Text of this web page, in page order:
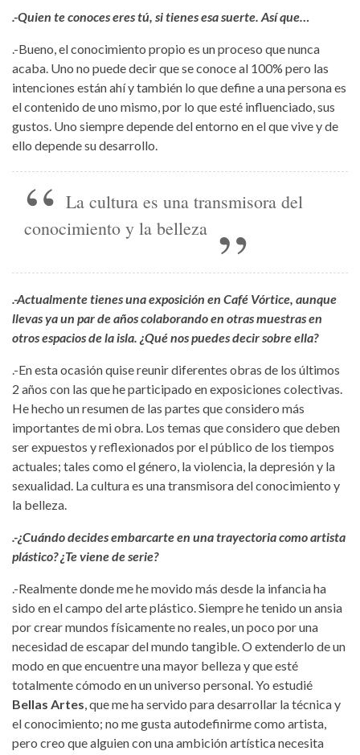
.-Quien te conoces eres tú, si tienes esa suerte. Así que…
.-Bueno, el conocimiento propio es un proceso que nunca
acaba. Uno no puede decir que se conoce al 100% pero las
intenciones están ahí y también lo que define a una persona es
el contenido de uno mismo, por lo que esté influenciado, sus
gustos. Uno siempre depende del entorno en el que vive y de
ello depende su desarrollo.
La cultura es una transmisora del
conocimiento y la belleza
.-Actualmente tienes una exposición en Café Vórtice , aunque
llevas ya un par de años colaborando en otras muestras en
otros espacios de la isla. ¿Qué nos puedes decir sobre ella?
.-En esta ocasión quise reunir diferentes obras de los últimos
2 años con las que he participado en exposiciones colectivas.
He hecho un resumen de las partes que considero más
importantes de mi obra. Los temas que considero que deben
ser expuestos y reflexionados por el público de los tiempos
actuales; tales como el género, la violencia, la depresión y la
sexualidad. La cultura es una transmisora del conocimiento y
la belleza.
.-¿Cuándo decides embarcarte en una trayectoria como artista
plástico? ¿Te viene de serie?
.-Realmente donde me he movido más desde la infancia ha
sido en el campo del arte plástico. Siempre he tenido un ansia
por crear mundos físicamente no reales, un poco por una
necesidad de escapar del mundo tangible. O extenderlo de un
modo en que encuentre una mayor belleza y que esté
totalmente cómodo en un universo personal. Yo estudié
Bellas Artes , que me ha servido para desarrollar la técnica y
el conocimiento; no me gusta autodefinirme como artista,
pero creo que alguien con una ambición artística necesita